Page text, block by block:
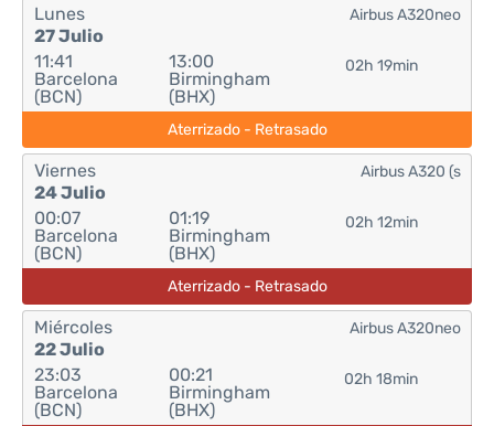
Lunes
27 Julio
11:41
Barcelona
(BCN)
13:00
Birmingham
(BHX)
02h 19min
Airbus A320neo
Aterrizado - Retrasado
Viernes
24 Julio
00:07
Barcelona
(BCN)
01:19
Birmingham
(BHX)
02h 12min
Airbus A320 (s
Aterrizado - Retrasado
Miércoles
22 Julio
23:03
Barcelona
(BCN)
00:21
Birmingham
(BHX)
02h 18min
Airbus A320neo